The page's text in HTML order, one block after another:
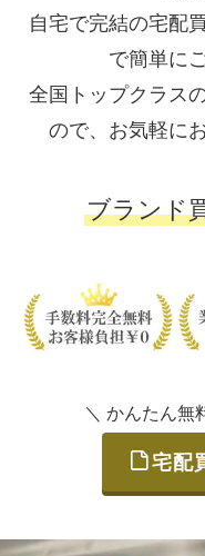
自宅で完結の宅配
で簡単に
全国トップクラス
ので、お気軽に
ブランド
＼ かんたん無
宅配